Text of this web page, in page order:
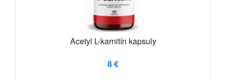
Acetyl L-karnitín kapsuly
8 €